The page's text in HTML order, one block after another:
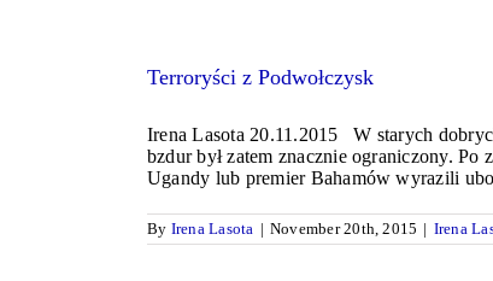
Terroryści z Podwołczysk
Irena Lasota 20.11.2015 W starych
bzdur był zatem znacznie ograniczony.
Ugandy lub premier Bahamów wyrazili
By Irena Lasota | November 20th, 2015 | Irena